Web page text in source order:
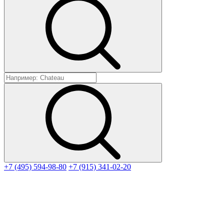
+7 (495) 594-98-80 +7 (915) 341-02-20